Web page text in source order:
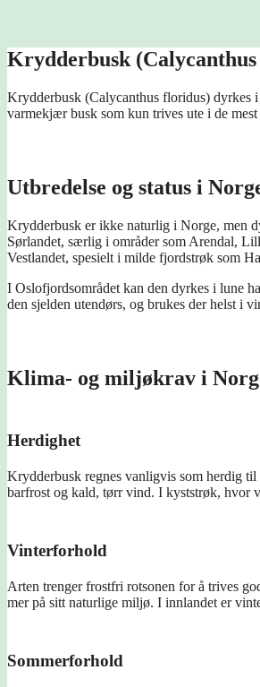
Krydderbusk
Krydderbusk (Calycanthus floridus) dyrkes
varmekjær busk som kun trives ute i de mest
Utbredelse og status i
Krydderbusk er ikke naturlig i Norge, men
Sørlandet, særlig i områder som Arendal,
Vestlandet, spesielt i milde fjordstrøk som
I Oslofjordsområdet kan den dyrkes i lune
den sjelden utendørs, og brukes der helst i
Klima- og miljøkrav i
Herdighet
Krydderbusk regnes vanligvis som herdig
barfrost og kald, tørr vind. I kyststrøk, hvor
Vinterforhold
Arten trenger frostfri rotsonen for å trives
mer på sitt naturlige miljø. I innlandet er
Sommerforhold